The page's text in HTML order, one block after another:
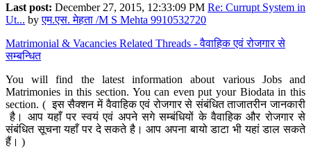
Last post: December 27, 2015, 12:33:09 PM Re: Currupt System in
Ut... byएम.एस. मेहता /M S Mehta 9910532720
Matrimonial & Vacancies Related Threads - वैवाहिक एवं रोजगार से
सम्बन्धित
You will find the latest information about various Jobs and
Matrimonies in this section. You can even put your Biodata in this
section. ( इस सैक्शन में वैवाहिक एवं रोजगार से संबंधित ताजातरीन जानकारी
है। आप यहाँ पर स्वयं एवं अपने सगे सम्बंधियों के वैवाहिक और रोजगार से
संबंधित सूचना यहाँ पर दे सकते है। आप अपना बायो डाटा भी यहां डाल सकते
हैं। )